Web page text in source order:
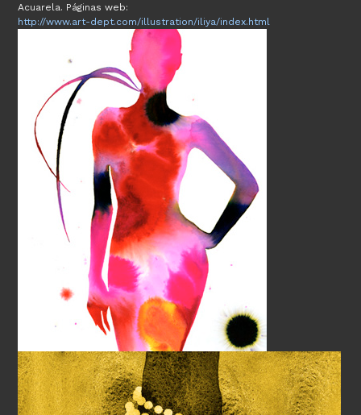
Acuarela. Páginas web:
http://www.art-dept.com/illustration/iliya/index.html